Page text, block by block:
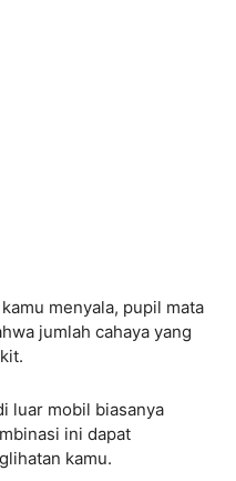
menyala, pupil mata
jumlah cahaya yang
luar mobil biasanya
ini dapat
kamu.